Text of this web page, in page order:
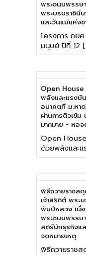
พระชนมพรรษ
พระบรมราชินี
และวันแม่แห่ง
โครงการ กย
มนุษย์ ปีที่ 12
Open House
พลังและแรงบั
อนาคตที่ ม.ห
ผ่านการติวเข้
มากมาย - หอจ
Open
ด้วยพลังและ
พิธีถวายราชส
เจ้าสิริกิติ์ พระ
พันปีหลวง เนื่อ
พระชนมพรร
สตรีนักธุรกิจแ
จดหมายเหตุ
พิธีถวายราชส